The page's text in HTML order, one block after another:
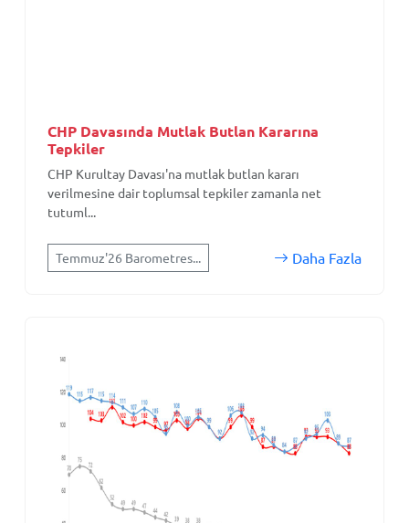
CHP Davasında Mutlak Butlan Kararına
Tepkiler
CHP Kurultay Davası'na mutlak butlan kararı
verilmesine dair toplumsal tepkiler zamanla net
tutuml...
Temmuz'26 Barometres... Daha Fazla